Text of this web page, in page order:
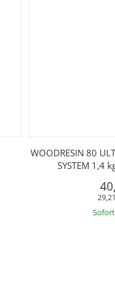
WOODRESIN 80
SYSTEM 1,4